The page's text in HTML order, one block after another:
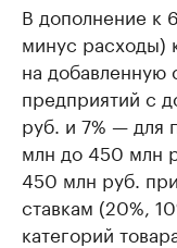
В дополнение к
минус расходы)
на добавленную
предприятий с
руб. и 7% — для
млн до 450 млн
450 млн руб.
ставкам (20%,
категорий